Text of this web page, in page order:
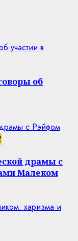
участии в
об
с Рэйфом
драмы с
Малеком
харизма и